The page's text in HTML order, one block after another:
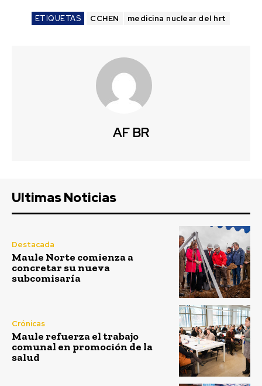
ETIQUETAS CCHEN medicina nuclear del hrt
AF BR
Ultimas Noticias
Destacada
Maule Norte comienza a
concretar su nueva
subcomisaría
Crónicas
Maule refuerza el trabajo
comunal en promoción de la
salud